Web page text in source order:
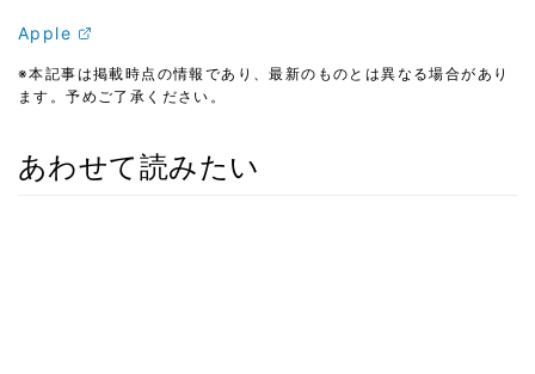
Apple
※本記事は掲載時点の情報であり、最新のものとは異なる場合があり
ます。予めご了承ください。
あわせて読みたい